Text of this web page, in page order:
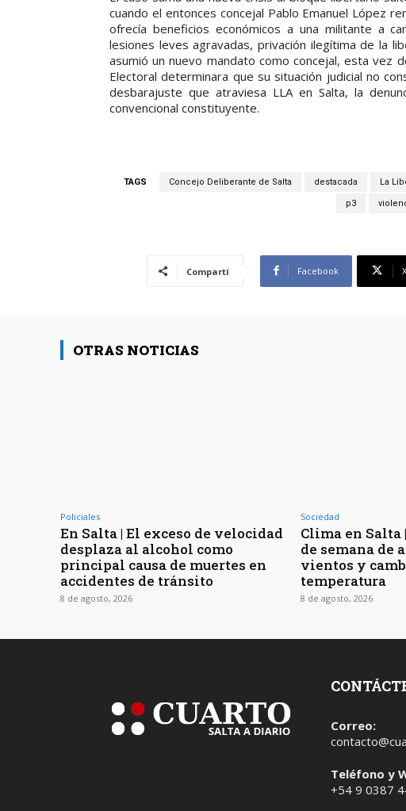
cuando el entonces concejal Pablo Emanuel López
ofrecía beneficios económicos a una militante a
lesiones leves agravadas, privación ilegítima de la
asumió un nuevo mandato como concejal, esta vez
Electoral determinara que su situación judicial no
desbarajuste que atraviesa LLA en Salta, la
convencional constituyente.
TAGS Concejo Deliberante de Salta destacada La
p3
Compartí Facebook X
OTRAS NOTICIAS
Policiales
En Salta | El exceso de velocidad
desplaza al alcohol como
principal causa de muertes en
accidentes de tránsito
8 de agosto, 2026
Sociedad
Clima en Salta
de semana de
vientos y
temperatura
8 de agosto, 2026
Correo:
Teléfono y
+54 9 0387